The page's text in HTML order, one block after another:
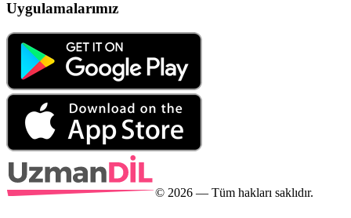
Uygulamalarımız
© 2026 — Tüm hakları saklıdır.